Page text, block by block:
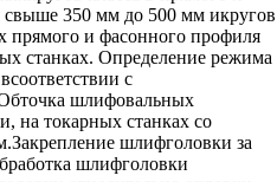
350 мм до 500 мм икругов
и фасонного профиля
станках. Определение режима
с
шлифовальных
на токарных станках со
шлифголовки за
шлифголовки